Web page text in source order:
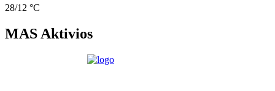
28/12 °C
MAS Aktivios